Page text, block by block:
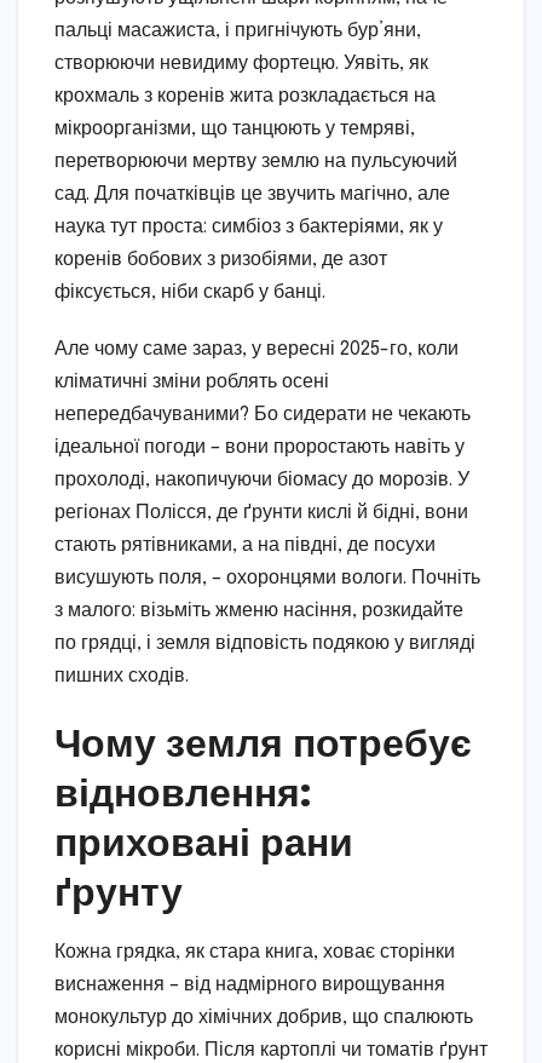
пальці масажиста, і пригнічують бур’яни,
створюючи невидиму фортецю. Уявіть, як
крохмаль з коренів жита розкладається на
мікроорганізми, що танцюють у темряві,
перетворюючи мертву землю на пульсуючий
сад. Для початківців це звучить магічно, але
наука тут проста: симбіоз з бактеріями, як у
коренів бобових з ризобіями, де азот
фіксується, ніби скарб у банці.
Але чому саме зараз, у вересні 2025-го, коли
кліматичні зміни роблять осені
непередбачуваними? Бо сидерати не чекають
ідеальної погоди – вони проростають навіть у
прохолоді, накопичуючи біомасу до морозів. У
регіонах Полісся, де ґрунти кислі й бідні, вони
стають рятівниками, а на півдні, де посухи
висушують поля, – охоронцями вологи. Почніть
з малого: візьміть жменю насіння, розкидайте
по грядці, і земля відповість подякою у вигляді
пишних сходів.
Чому земля потребує
відновлення:
приховані рани
ґрунту
Кожна грядка, як стара книга, ховає сторінки
виснаження – від надмірного вирощування
монокультур до хімічних добрив, що спалюють
корисні мікроби. Після картоплі чи томатів ґрунт